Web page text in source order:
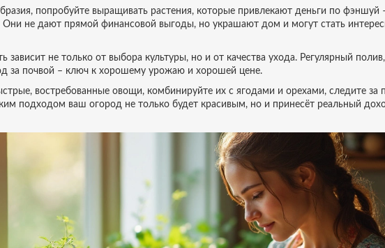
попробуйте выращивать растения, которые привлекают деньги по фэншуй
Они не дают прямой финансовой выгоды, но украшают дом и могут стать
зависит не только от выбора культуры, но и от качества ухода. Регулярный
за почвой – ключ к хорошему урожаю и хорошей цене.
востребованные овощи, комбинируйте их с ягодами и орехами, следите за
подходом ваш огород не только будет красивым, но и принесёт реальный